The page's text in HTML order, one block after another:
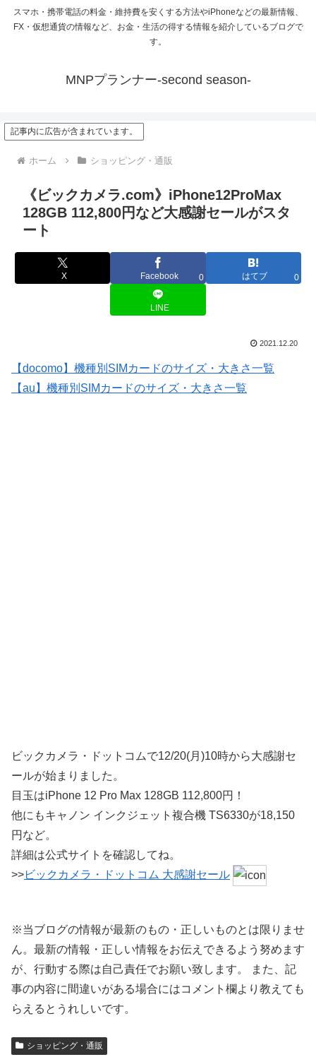
スマホ・携帯電話の料金・維持費を安くする方法やiPhoneなどの最新情報、
FX・仮想通貨の情報など、お金・生活の得する情報を紹介しているブログで
す。
MNPプランナー-second season-
記事内に広告が含まれています。
ホーム ショッピング・通販
《ビックカメラ.com》iPhone12ProMax
128GB 112,800円など大感謝セールがスタ
ート
X Facebook 0 はてブ 0
LINE
2021.12.20
【docomo】機種別SIMカードのサイズ・大きさ一覧
【au】機種別SIMカードのサイズ・大きさ一覧
ビックカメラ・ドットコムで12/20(月)10時から大感謝セ
ールが始まりました。
目玉はiPhone 12 Pro Max 128GB 112,800円！
他にもキャノン インクジェット複合機 TS6330が18,150
円など。
詳細は公式サイトを確認してね。
>>ビックカメラ・ドットコム 大感謝セール
※当ブログの情報が最新のもの・正しいものとは限りませ
ん。最新の情報・正しい情報をお伝えできるよう努めます
が、行動する際は自己責任でお願い致します。 また、記
事の内容に間違いがある場合にはコメント欄より教えても
らえるとうれしいです。
ショッピング・通販